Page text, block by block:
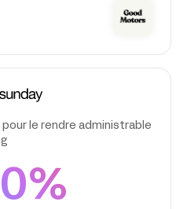
le rendre administrable